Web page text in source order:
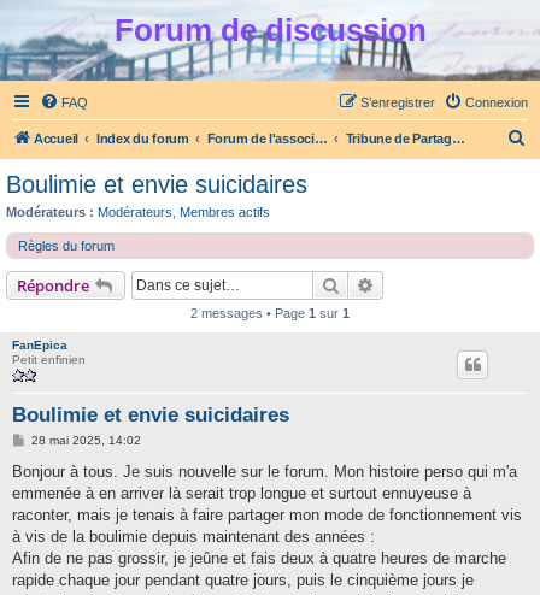
Forum de discussion
FAQ Connexion
S’enregistrer
Accueil Index du forum Forum de l'association Partage et Ecoute Tribune de Partage et Ecoute
e
Boulimie et envie suicidaires
Modérateurs : Modérateurs Membres actifs
Règles du forum
Répondre Rechercher
2 messages • Page 1 sur 1
FanEpica
Petit enfinien
Boulimie et envie suicidaires
M
s
a
g
28 mai 2025, 14:02
Bonjour à tous. Je suis nouvelle sur le forum. Mon histoire perso qui m'a
emmenée à en arriver là serait trop longue et surtout ennuyeuse à
raconter, mais je tenais à faire partager mon mode de fonctionnement vis
à vis de la boulimie depuis maintenant des années :
Afin de ne pas grossir, je jeûne et fais deux à quatre heures de marche
rapide chaque jour pendant quatre jours, puis le cinquième jours je